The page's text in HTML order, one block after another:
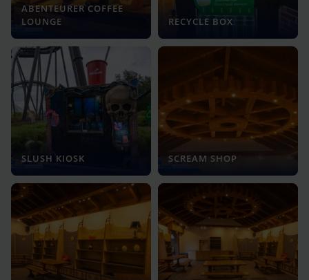
ABENTEURER COFFEE
LOUNGE
RECYCLE BOX
SLUSH KIOSK SCREAM SHOP